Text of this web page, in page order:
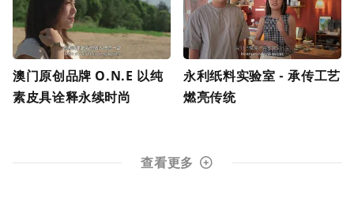
澳门原创品牌 O.N.E 以纯
素皮具诠释永续时尚
永利纸料实验室 - 承传工艺
燃亮传统
查看更多